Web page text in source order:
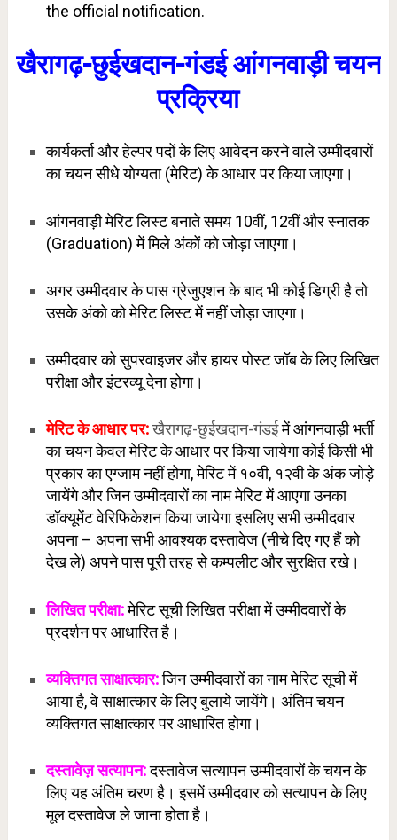
the official notification.
खैरागढ़-छुईखदान-गंडई आंगनवाड़ी चयन
प्रक्रिया
कार्यकर्ता और हेल्पर पदों के लिए आवेदन करने वाले उम्मीदवारों
का चयन सीधे योग्यता (मेरिट) के आधार पर किया जाएगा।
आंगनवाड़ी मेरिट लिस्ट बनाते समय 10वीं, 12वीं और स्नातक
(Graduation) में मिले अंकों को जोड़ा जाएगा।
अगर उम्मीदवार के पास ग्रेजुएशन के बाद भी कोई डिग्री है तो
उसके अंको को मेरिट लिस्ट में नहीं जोड़ा जाएगा।
उम्मीदवार को सुपरवाइजर और हायर पोस्ट जॉब के लिए लिखित
परीक्षा और इंटरव्यू देना होगा।
मेरिट के आधार पर:खैरागढ़-छुईखदान-गंडईमें आंगनवाड़ी भर्ती
का चयन केवल मेरिट के आधार पर किया जायेगा कोई किसी भी
प्रकार का एग्जाम नहीं होगा, मेरिट में १०वी, १२वी के अंक जोड़े
जायेंगे और जिन उम्मीदवारों का नाम मेरिट में आएगा उनका
डॉक्यूमेंट वेरिफिकेशन किया जायेगा इसलिए सभी उम्मीदवार
अपना – अपना सभी आवश्यक दस्तावेज (नीचे दिए गए हैं को
देख ले) अपने पास पूरी तरह से कम्पलीट और सुरक्षित रखे।
लिखित परीक्षा:मेरिट सूची लिखित परीक्षा में उम्मीदवारों के
प्रदर्शन पर आधारित है।
व्यक्तिगत साक्षात्कार:जिन उम्मीदवारों का नाम मेरिट सूची में
आया है, वे साक्षात्कार के लिए बुलाये जायेंगे। अंतिम चयन
व्यक्तिगत साक्षात्कार पर आधारित होगा।
दस्तावेज़ सत्यापन:दस्तावेज सत्यापन उम्मीदवारों के चयन के
लिए यह अंतिम चरण है। इसमें उम्मीदवार को सत्यापन के लिए
मूल दस्तावेज ले जाना होता है।